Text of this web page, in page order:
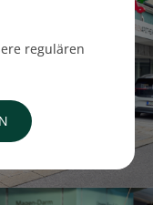
regulären